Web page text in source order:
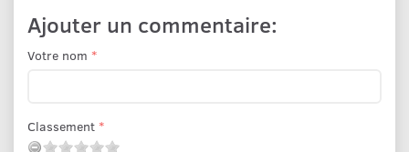
Ajouter un commentaire:
Votre nom
Classement